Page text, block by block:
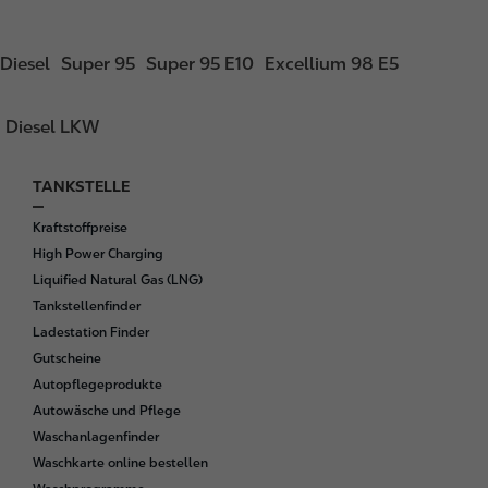
Diesel Super 95 Super 95 E10 Excellium 98 E5
Diesel LKW
F
o
o
t
e
r
TANKSTELLE
Kraftstoffpreise
High Power Charging
Liquified Natural Gas (LNG)
Tankstellenfinder
Ladestation Finder
Gutscheine
Autopflegeprodukte
Autowäsche und Pflege
Waschanlagenfinder
Waschkarte online bestellen